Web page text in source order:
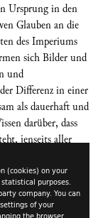
(cookies) on your
purposes.
company. You can
of your
Ursprung in den
Glauben an die
des Imperiums
sich Bilder und
und
Differenz in einer
als dauerhaft und
darüber, dass
jenseits aller
quer durch